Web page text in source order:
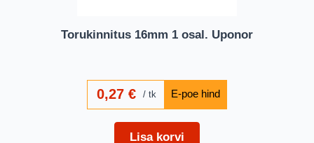
Torukinnitus 16mm 1 osal. Uponor
0,27€ tk
Lisa korvi